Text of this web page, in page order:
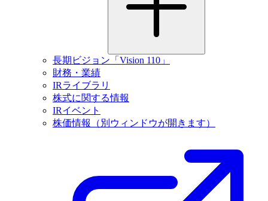
長期ビジョン「Vision 110」
財務・業績
IRライブラリ
株式に関する情報
IRイベント
株価情報
（別ウィンドウが開きます）